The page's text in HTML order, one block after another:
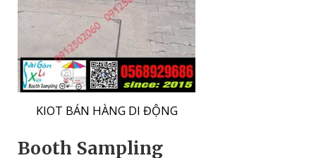
KIOT BÁN HÀNG DI ĐỘNG
Booth Sampling